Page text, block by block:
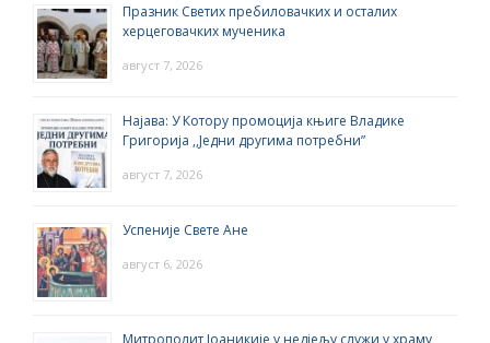
Празник Светих пребиловачких и осталих
херцеговачких мученика
август 7, 2026
Најава: У Котору промоција књиге Владике
Григорија ,,Једни другима потребни”
август 7, 2026
Успеније Свете Ане
август 6, 2026
Митрополит Јоаникије у недјељу служи у храму